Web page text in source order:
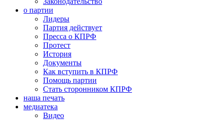
о партии
Лидеры
Партия действует
Пресса о КПРФ
Протест
История
Документы
Как вступить в КПРФ
Помощь партии
Стать сторонником КПРФ
наша печать
медиатека
Видео